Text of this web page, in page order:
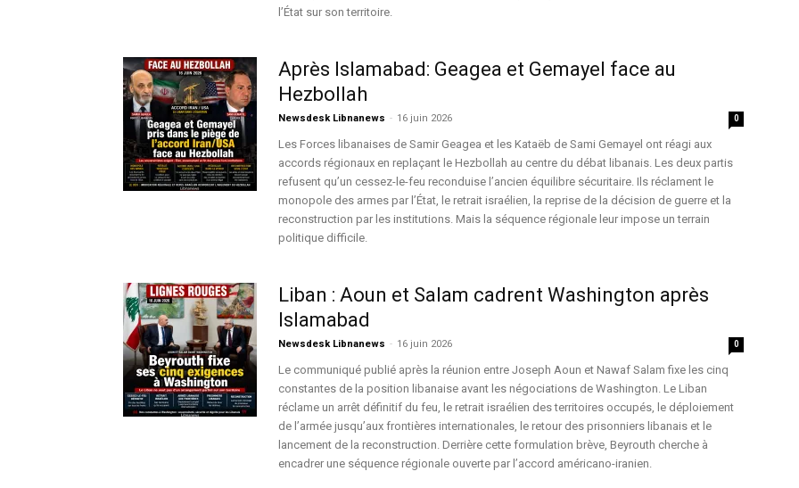
l’État sur son territoire.
Après Islamabad: Geagea et Gemayel face au
Hezbollah
Newsdesk Libnanews - 16 juin 2026 0
Les Forces libanaises de Samir Geagea et les Kataëb de Sami Gemayel ont réagi aux
accords régionaux en replaçant le Hezbollah au centre du débat libanais. Les deux partis
refusent qu’un cessez-le-feu reconduise l’ancien équilibre sécuritaire. Ils réclament le
monopole des armes par l’État, le retrait israélien, la reprise de la décision de guerre et la
reconstruction par les institutions. Mais la séquence régionale leur impose un terrain
politique difficile.
Liban : Aoun et Salam cadrent Washington après
Islamabad
Newsdesk Libnanews - 16 juin 2026 0
Le communiqué publié après la réunion entre Joseph Aoun et Nawaf Salam fixe les cinq
constantes de la position libanaise avant les négociations de Washington. Le Liban
réclame un arrêt définitif du feu, le retrait israélien des territoires occupés, le déploiement
de l’armée jusqu’aux frontières internationales, le retour des prisonniers libanais et le
lancement de la reconstruction. Derrière cette formulation brève, Beyrouth cherche à
encadrer une séquence régionale ouverte par l’accord américano-iranien.